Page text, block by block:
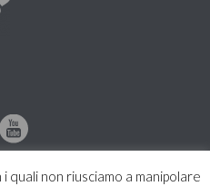
quali non riusciamo a manipolare